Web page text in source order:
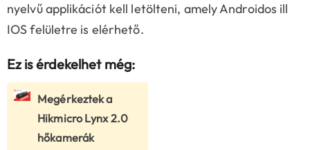
nyelvű applikációt kell letölteni, amely Androidos ill
IOS felületre is elérhető.
Ez is érdekelhet még:
Megérkeztek a
Hikmicro Lynx 2.0
hőkamerák